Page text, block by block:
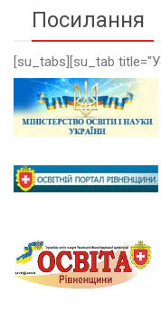
Посилання
[su_tabs][su_tab